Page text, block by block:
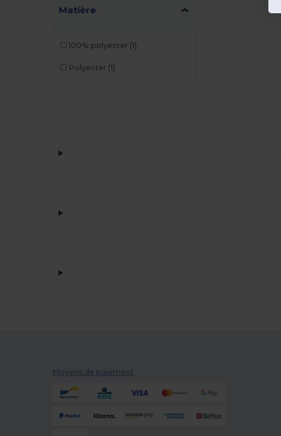
Matière
100% polyester (1)
Polyester (1)
Moyens de paiement